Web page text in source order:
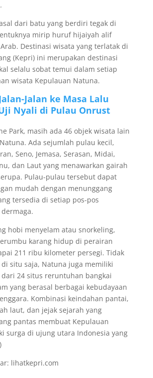
dari batu yang berdiri tegak di
mirip huruf hijaiyah alif
Destinasi wisata yang terlatak di
(Kepri) ini merupakan destinasi
selalu sobat temui dalam setiap
wisata Kepulauan Natuna.
Jalan ke Masa Lalu
Nyali di Pulau Onrust
Park, masih ada 46 objek wisata lain
Ada sejumlah pulau kecil,
Seno, Jemasa, Serasan, Midai,
dan Laut yang menawarkan gairah
Pulau-pulau tersebut dapat
mudah dengan menunggang
tersedia di setiap pos-pos
hobi menyelam atau snorkeling,
karang hidup di perairan
211 ribu kilometer persegi. Tidak
situ saja, Natuna juga memiliki
24 situs reruntuhan bangkai
yang berasal berbagai kebudayaan
Kombinasi keindahan pantai,
laut, dan jejak sejarah yang
pantas membuat Kepulauan
surga di ujung utara Indonesia yang
lihatkepri.com